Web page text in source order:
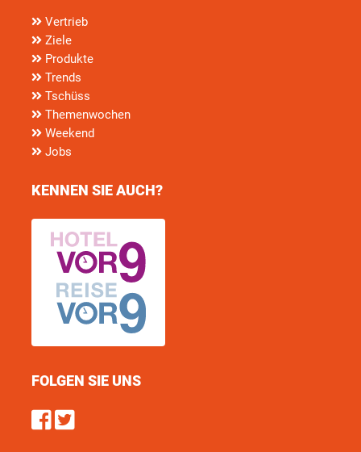
Vertrieb
Ziele
Produkte
Trends
Tschüss
Themenwochen
Weekend
Jobs
KENNEN SIE AUCH?
FOLGEN SIE UNS
Find us on Facebook
Follow us on Twitter